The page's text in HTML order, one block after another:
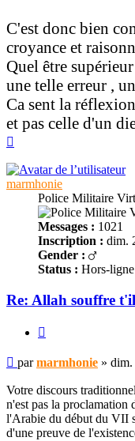
C'est donc bien
croyance et
Quel être
une telle erreur ,
Ca sent la
et pas celle d'un
marmhonie
Police Militaire
Messages : 1021
Inscription : dim.
Gender :
Status : Hors-ligne
Re: Allah souffre
Message
non
lu
parmarmhonie » dim.
Votre discours
n'est pas la proclamation
l'Arabie du début du VII
d'une preuve de